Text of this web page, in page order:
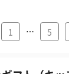
1 … 5